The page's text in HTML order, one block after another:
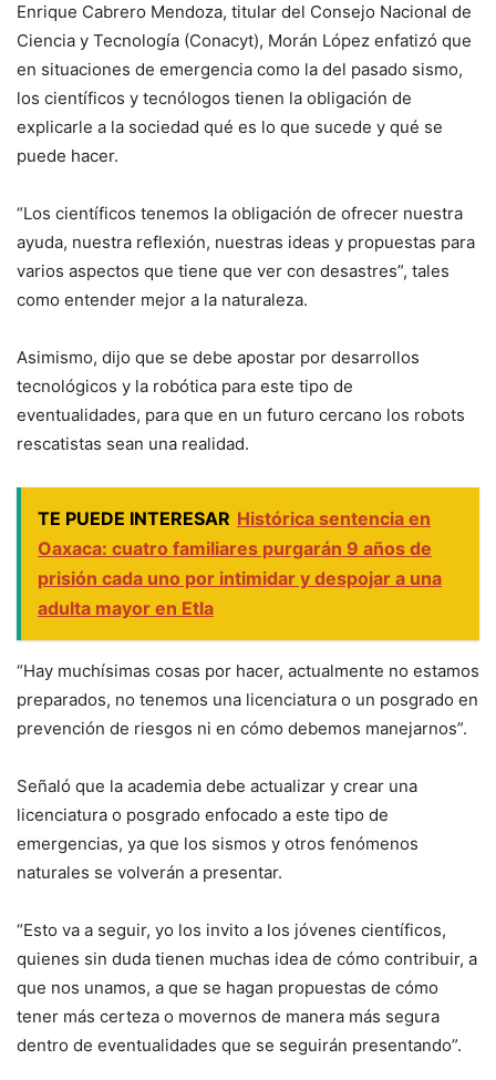
Enrique Cabrero Mendoza, titular del Consejo Nacional de
Ciencia y Tecnología (Conacyt), Morán López enfatizó que
en situaciones de emergencia como la del pasado sismo,
los científicos y tecnólogos tienen la obligación de
explicarle a la sociedad qué es lo que sucede y qué se
puede hacer.
“Los científicos tenemos la obligación de ofrecer nuestra
ayuda, nuestra reflexión, nuestras ideas y propuestas para
varios aspectos que tiene que ver con desastres”, tales
como entender mejor a la naturaleza.
Asimismo, dijo que se debe apostar por desarrollos
tecnológicos y la robótica para este tipo de
eventualidades, para que en un futuro cercano los robots
rescatistas sean una realidad.
TE PUEDE INTERESAR Histórica sentencia en
Oaxaca: cuatro familiares purgarán 9 años de
prisión cada uno por intimidar y despojar a una
adulta mayor en Etla
“Hay muchísimas cosas por hacer, actualmente no estamos
preparados, no tenemos una licenciatura o un posgrado en
prevención de riesgos ni en cómo debemos manejarnos”.
Señaló que la academia debe actualizar y crear una
licenciatura o posgrado enfocado a este tipo de
emergencias, ya que los sismos y otros fenómenos
naturales se volverán a presentar.
“Esto va a seguir, yo los invito a los jóvenes científicos,
quienes sin duda tienen muchas idea de cómo contribuir, a
que nos unamos, a que se hagan propuestas de cómo
tener más certeza o movernos de manera más segura
dentro de eventualidades que se seguirán presentando”.